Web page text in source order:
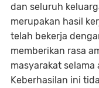
dan seluruh
merupakan hasil
telah bekerja
memberikan rasa
masyarakat
Keberhasilan ini